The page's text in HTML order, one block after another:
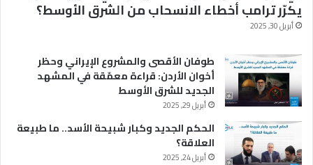
يكرّر ترامب أخطاء الانسحاب من الشرق الأوسط؟
أبريل 30, 2025
طوفان الأقصى والمشروع الإيراني وحظر
أخوان الأردن: قراءة معمّقة في المشهد
الجديد للشرق الأوسط
أبريل 29, 2025
الحكم الجديد وكبار شبيحة الأسد.. ما طبيعة
العلاقة؟
أبريل 24, 2025